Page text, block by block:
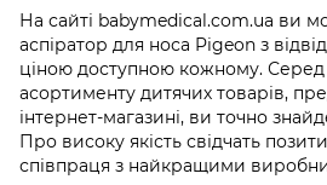
На сайті babymedical.com.ua ви
аспіратор для носа Pigeon з
ціною доступною кожному.
асортименту дитячих товарів,
інтернет-магазині, ви точно
Про високу якість свідчать
співпраця з найкращими